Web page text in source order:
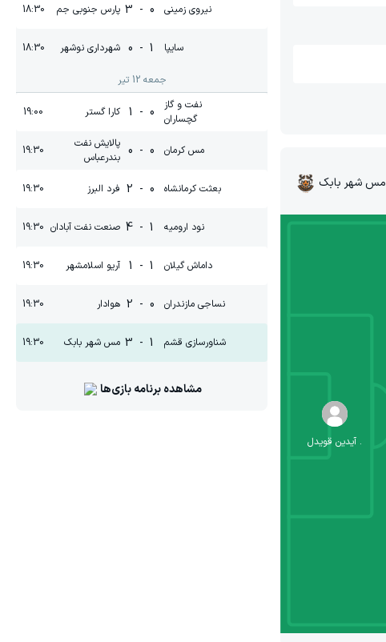
مس شهر بابک
.آیدین قویدل
نیروی زمینی 0
-
3 پارس جنوبی جم 18:30
سایپا 1
-
0 شهرداری نوشهر 18:30
جمعه 12 تیر
نفت و گاز
گچساران
0
-
1 کارا گستر 19:00
مس کرمان 0
-
0 پالایش نفت
بندرعباس
19:30
بعثت کرمانشاه 0
-
2 فرد البرز 19:30
نود ارومیه 1
-
4 صنعت نفت آبادان 19:30
داماش گیلان 1
-
1 آریو اسلامشهر 19:30
نساجی مازندران 0
-
2 هوادار 19:30
شناورسازی قشم 1
-
3 مس شهر بابک 19:30
مشاهده برنامه بازی‌ها